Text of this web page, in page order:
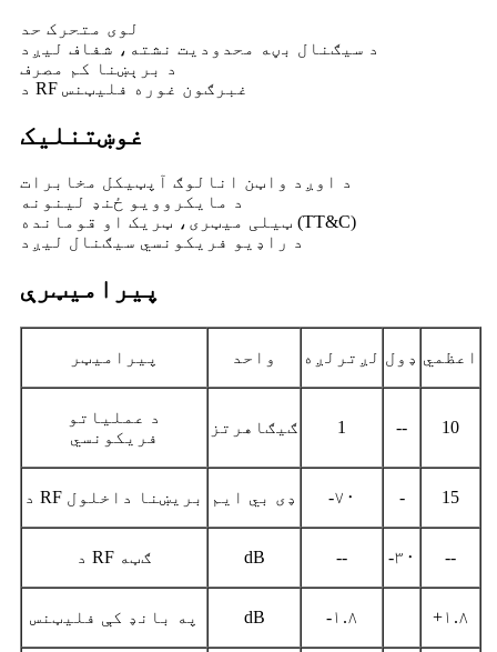
لوی متحرک حد
د سیګنال بڼه محدودیت نشته، شفاف لیږد
د برېښنا کم مصرف
د RF غبرګون غوره فلیټنس
غوښتنلیک
د اوږد واټن انالوګ آپټیکل مخابرات
د مایکروویو ځنډ لینونه
ټیلی میټری، ټریک او قومانده (TT&C)
د راډیو فریکونسي سیګنال لیږد
پیرامیټرې
پیرامیټر واحد لږترلږه ډول اعظمي
د عملیاتو
فریکونسي
ګیګاهرتز 1 -- 10
د RF بریښنا داخلول ډی بي ایم -۷۰ - 15
د RF ګټه dB -- -۳۰ --
په بانډ کې فلیټنس dB -۱.۸ +۱.۸